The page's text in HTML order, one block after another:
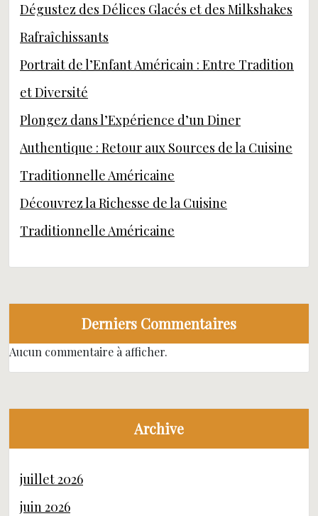
Dégustez des Délices Glacés et des Milkshakes
Rafraîchissants
Portrait de l’Enfant Américain : Entre Tradition
et Diversité
Plongez dans l’Expérience d’un Diner
Authentique : Retour aux Sources de la Cuisine
Traditionnelle Américaine
Découvrez la Richesse de la Cuisine
Traditionnelle Américaine
Derniers Commentaires
Aucun commentaire à afficher.
Archive
juillet 2026
juin 2026